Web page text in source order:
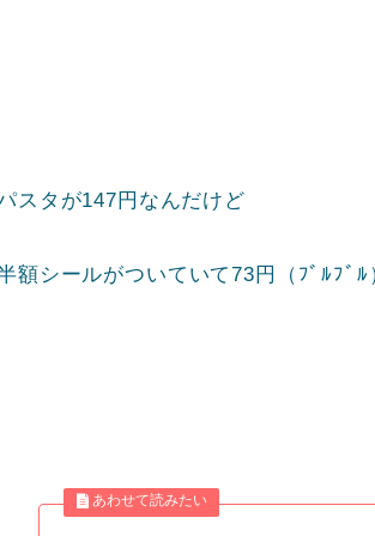
スタが147円なんだけど
額シールがついていて73円（ﾌﾞﾙﾌﾞﾙ